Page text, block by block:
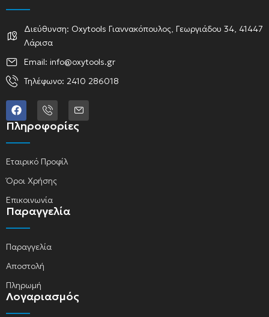
Διεύθυνση: Oxytools Γιαννακόπουλος, Γεωργιάδου 34, 41447
Λάρισα
Email: info@oxytools.gr
Τηλέφωνο: 2410 286018
Πληροφορίες
Εταιρικό Προφίλ
Όροι Χρήσης
Επικοινωνία
Παραγγελία
Παραγγελία
Αποστολή
Πληρωμή
Λογαριασμός